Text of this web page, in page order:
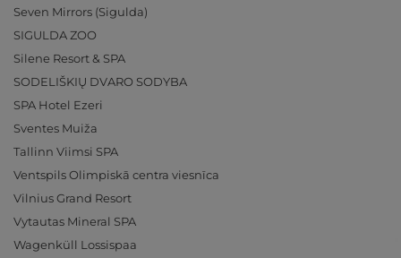
Seven Mirrors (Sigulda)
SIGULDA ZOO
Silene Resort & SPA
SODELIŠKIŲ DVARO SODYBA
SPA Hotel Ezeri
Sventes Muiža
Tallinn Viimsi SPA
Ventspils Olimpiskā centra viesnīca
Vilnius Grand Resort
Vytautas Mineral SPA
Wagenküll Lossispaa